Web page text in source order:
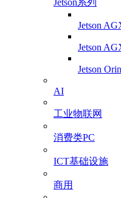
Jetson
Jetson
Jetson
AI
工业物联网
消费类PC
ICT基础设施
商用